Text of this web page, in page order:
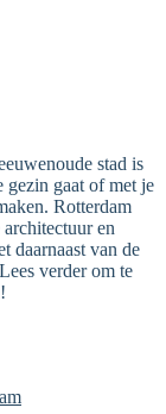
stad is
gezin gaat of met je
Rotterdam
en
daarnaast van de
verder om te